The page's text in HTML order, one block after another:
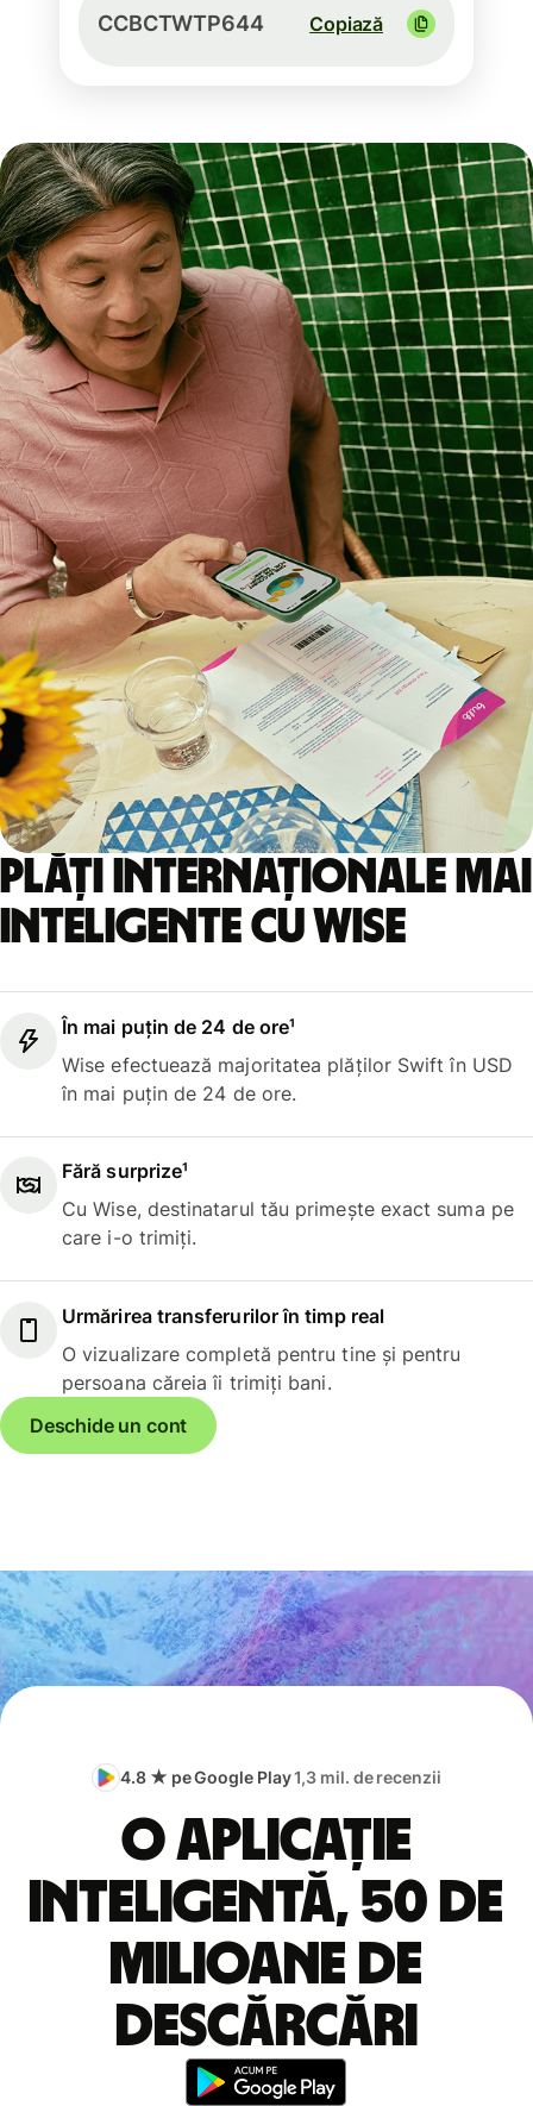
CCBCTWTP644 Copiază
Plăți internaționale mai
inteligente cu Wise
În mai puțin de 24 de ore¹
Wise efectuează majoritatea plăților Swift în USD
în mai puțin de 24 de ore.
Fără surprize¹
Cu Wise, destinatarul tău primește exact suma pe
care i-o trimiți.
Urmărirea transferurilor în timp real
O vizualizare completă pentru tine și pentru
persoana căreia îi trimiți bani.
Deschide un cont
4.8 ★ pe Google Play1,3 mil. de recenzii
O aplicație
inteligentă, 50 de
milioane de
descărcări